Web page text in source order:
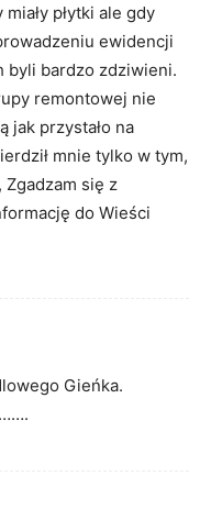
płytki ale gdy
ewidencji
byli bardzo zdziwieni.
remontowej nie
jak przystało na
mnie tylko w tym,
się z
do Wieści
Gieńka.